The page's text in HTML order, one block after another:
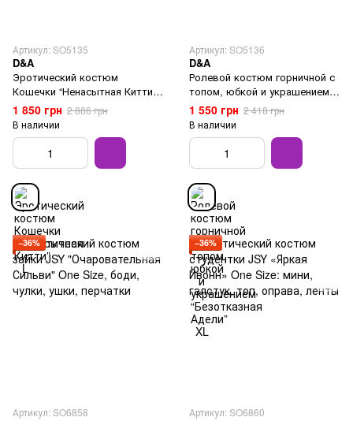
Артикул: SO5135
D&A
Эротический костюм
Кошечки “Ненасытная Китти”
L
1 850 грн 2 886 грн
В наличии
Артикул: SO5136
D&A
Ролевой костюм горничной с
топом, юбкой и украшением
“Безотказная Адели” XL
1 550 грн 2 418 грн
В наличии
−36%
Артикул: SO6858
−36%
Артикул: SO6860